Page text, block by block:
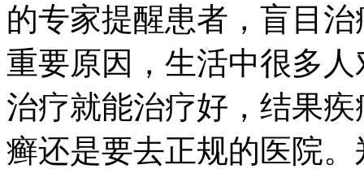
的专家提醒患者，盲目
重要原因，生活中很多
治疗就能治疗好，结果
癣还是要去正规的医院